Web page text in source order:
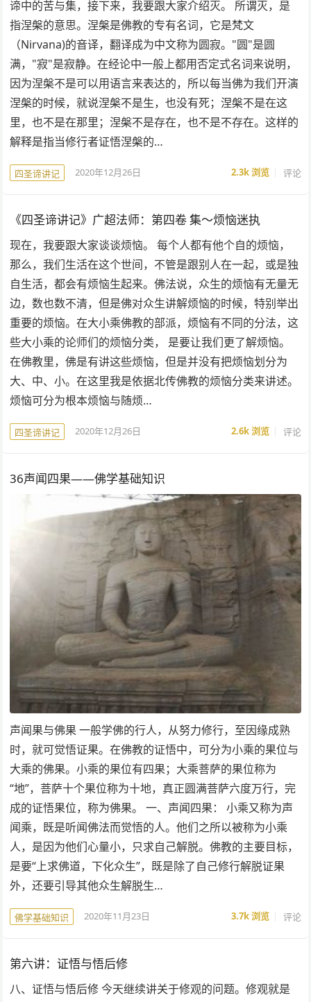
谛中的苦与集，接下来，我要跟大家介绍灭。 所谓灭，是
指涅槃的意思。涅槃是佛教的专有名词，它是梵文
（Nirvana)的音译，翻译成为中文称为圆寂。"圆"是圆
满，"寂"是寂静。在经论中一般上都用否定式名词来说明，
因为涅槃不是可以用语言来表达的，所以每当佛为我们开演
涅槃的时候，就说涅槃不是生，也没有死；涅槃不是在这
里，也不是在那里；涅槃不是存在，也不是不存在。这样的
解释是指当修行者证悟涅槃的…
四圣谛讲记 2020年12月26日 2.3k浏览 评论
《四圣谛讲记》广超法师：第四卷 集～烦恼迷执
现在，我要跟大家谈谈烦恼。 每个人都有他个自的烦恼，
那么，我们生活在这个世间，不管是跟别人在一起，或是独
自生活，都会有烦恼生起来。佛法说，众生的烦恼有无量无
边，数也数不清，但是佛对众生讲解烦恼的时候，特别举出
重要的烦恼。在大小乘佛教的部派，烦恼有不同的分法，这
些大小乘的论师们的烦恼分类， 是要让我们更了解烦恼。
在佛教里，佛是有讲这些烦恼，但是并没有把烦恼划分为
大、中、小。在这里我是依据北传佛教的烦恼分类来讲述。
烦恼可分为根本烦恼与随烦…
四圣谛讲记 2020年12月26日 2.6k浏览 评论
36声闻四果——佛学基础知识
声闻果与佛果 一般学佛的行人，从努力修行，至因缘成熟
时，就可觉悟证果。在佛教的证悟中，可分为小乘的果位与
大乘的佛果。小乘的果位有四果；大乘菩萨的果位称为
“地”，菩萨十个果位称为十地，真正圆满菩萨六度万行，完
成的证悟果位，称为佛果。 一、声闻四果： 小乘又称为声
闻乘，既是听闻佛法而觉悟的人。他们之所以被称为小乘
人，是因为他们心量小，只求自己解脱。佛教的主要目标，
是要“上求佛道，下化众生”，既是除了自己修行解脱证果
外，还要引导其他众生解脱生…
佛学基础知识 2020年11月23日 3.7k浏览 评论
第六讲：证悟与悟后修
八、证悟与悟后修 今天继续讲关于修观的问题。修观就是